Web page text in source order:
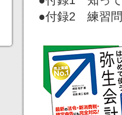
●付録2 練習